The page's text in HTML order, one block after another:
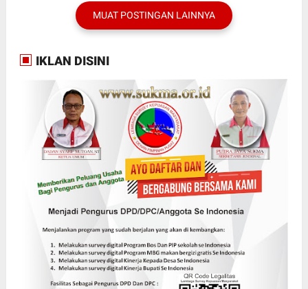
MUAT POSTINGAN LAINNYA
IKLAN DISINI